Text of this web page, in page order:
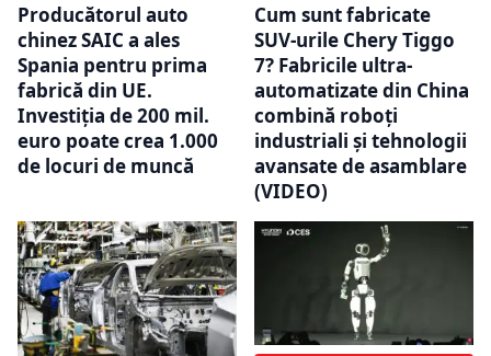
Producătorul auto
chinez SAIC a ales
Spania pentru prima
fabrică din UE.
Investiția de 200 mil.
euro poate crea 1.000
de locuri de muncă
Cum sunt fabricate
SUV-urile Chery Tiggo
7? Fabricile ultra-
automatizate din China
combină roboți
industriali și tehnologii
avansate de asamblare
(VIDEO)